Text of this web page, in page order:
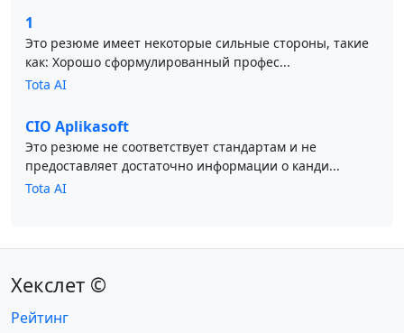
1
Это резюме имеет некоторые сильные стороны, такие
как: Хорошо сформулированный профес...
Tota AI
CIO Aplikasoft
Это резюме не соответствует стандартам и не
предоставляет достаточно информации о канди...
Tota AI
Хекслет ©
Рейтинг